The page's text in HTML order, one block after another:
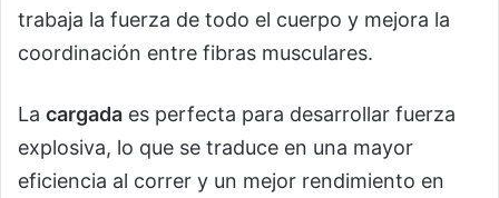
trabaja la fuerza de todo el cuerpo y mejora la
coordinación entre fibras musculares.
La cargada es perfecta para desarrollar fuerza
explosiva, lo que se traduce en una mayor
eficiencia al correr y un mejor rendimiento en